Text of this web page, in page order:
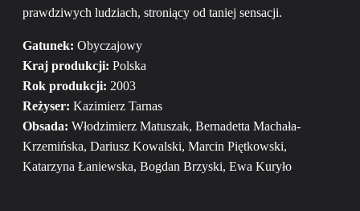
prawdziwych ludziach, stroniący od taniej sensacji.
Gatunek: Obyczajowy
Kraj produkcji: Polska
Rok produkcji: 2003
Reżyser: Kazimierz Tarnas
Obsada: Włodzimierz Matuszak, Bernadetta Machała-
Krzemińska, Dariusz Kowalski, Marcin Piętkowski,
Katarzyna Łaniewska, Bogdan Brzyski, Ewa Kuryło